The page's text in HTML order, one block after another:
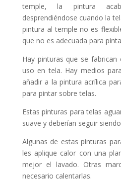
temple, la pintura
desprendiéndose cuando la
pintura al temple no es
que no es adecuada para
Hay pinturas que se fabrican
uso en tela. Hay medios
añadir a la pintura acrílica
para pintar sobre telas.
Estas pinturas para telas
suave y deberían seguir
Algunas de estas pinturas
les aplique calor con una
mejor el lavado. Otras
necesario calentarlas.